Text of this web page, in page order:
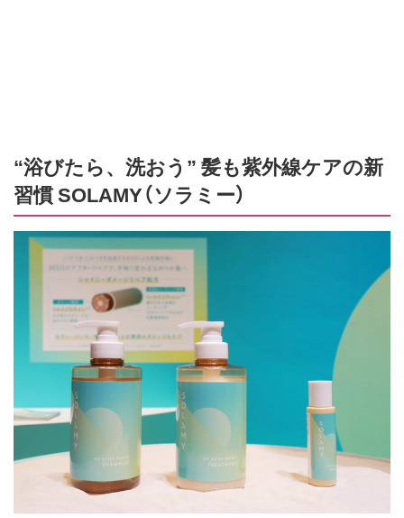
“浴びたら、洗おう” 髪も紫外線ケアの新
習慣 SOLAMY（ソラミー）